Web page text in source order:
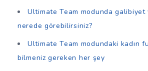
Ultimate Team modunda
nerede görebilirsiniz?
Ultimate Team modundaki kadın
bilmeniz gereken her şey